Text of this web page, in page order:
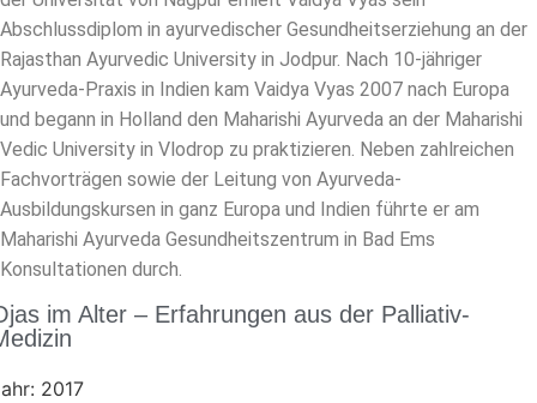
Abschlussdiplom in ayurvedischer Gesundheitserziehung an der
Rajasthan Ayurvedic University in Jodpur. Nach 10-jähriger
Ayurveda-Praxis in Indien kam Vaidya Vyas 2007 nach Europa
und begann in Holland den Maharishi Ayurveda an der Maharishi
Vedic University in Vlodrop zu praktizieren. Neben zahlreichen
Fachvorträgen sowie der Leitung von Ayurveda-
Ausbildungskursen in ganz Europa und Indien führte er am
Maharishi Ayurveda Gesundheitszentrum in Bad Ems
Konsultationen durch.
im Alter – Erfahrungen aus der Palliativ-
2017